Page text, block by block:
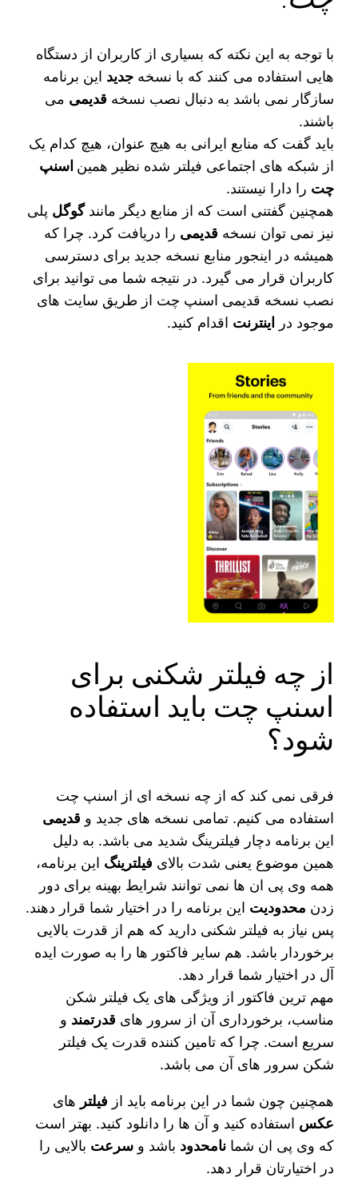
با توجه به این نکته که بسیاری از کاربران از دستگاه
هایی استفاده می کنند که با نسخهجدید این برنامه
سازگار نمی باشد به دنبال نصب نسخه قدیمی می
باشند.
باید گفت که منابع ایرانی به هیچ عنوان، هیچ کدام یک
از شبکه های اجتماعی فیلتر شده نظیر همین اسنپ
چت را دارا نیستند.
همچنین گفتنی است که از منابع دیگر مانندگوگل پلی
نیز نمی‌ توان نسخه قدیمی را دریافت کرد. چرا که
همیشه در اینجور منابع نسخه جدید برای دسترسی
کاربران قرار می‌ گیرد. در نتیجه شما می‌ توانید برای
نصب نسخه قدیمی اسنپ چت از طریق سایت‌ های
موجود در
اینترنت اقدام کنید.
از چه فیلتر شکنی برای
اسنپ چت باید استفاده
شود؟
فرقی نمی‌ کند که از چه نسخه ای از اسنپ چت
استفاده می کنیم. تمامی نسخه های جدید و قدیمی
این برنامه دچار فیلترینگ شدید می باشد. به دلیل
همین موضوع یعنی شدت بالای فیلترینگ این برنامه،
همه وی پی ان‌ ها نمی‌ توانند شرایط بهینه برای دور
زدن محدودیت این برنامه را در اختیار شما قرار دهند.
پس نیاز به فیلتر شکنی دارید که هم از قدرت بالایی
برخوردار باشد. هم سایر فاکتور ها را به صورت ایده
آل در اختیار شما قرار دهد.
مهم ترین فاکتور از ویژگی‌ های یک فیلتر شکن
مناسب، برخورداری آن از سرور های قدرتمند و
سریع است. چرا که تامین کننده قدرت یک فیلتر
شکن سرور های آن می باشد.
همچنین چون شما در این برنامه باید از فیلتر های
عکس استفاده کنید و آن ها را دانلود کنید. بهتر است
که وی پی ان شمانامحدود باشد وسرعت بالایی را
در اختیارتان قرار دهد.